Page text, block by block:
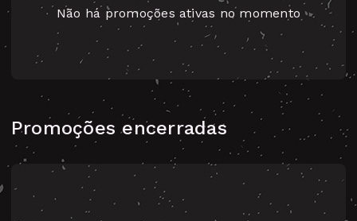
Não há promoções ativas no momento
Promoções encerradas